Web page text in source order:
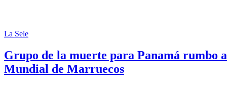
La Sele
Grupo de la muerte para Panamá rumbo
Mundial de Marruecos